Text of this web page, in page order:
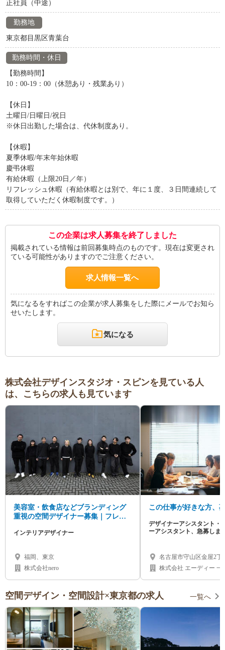
正社員（中途）
勤務地
東京都目黒区青葉台
勤務時間・休日
【勤務時間】
10：00-19：00（休憩あり・残業あり）
【休日】
土曜日/日曜日/祝日
※休日出勤した場合は、代休制度あり。
【休暇】
夏季休暇/年末年始休暇
慶弔休暇
有給休暇（上限20日／年）
リフレッシュ休暇（有給休暇とは別で、年に１度、３日間連続して
取得していただく休暇制度です。）
この企業は求人募集を終了しました
掲載されている情報は前回募集時点のものです。現在は変更され
ている可能性がありますのでご注意ください。
求人情報一覧へ
気になるをすればこの企業が求人募集をした際にメールでお知ら
せいたします。
気になる
株式会社デザインスタジオ・スピンを見ている人
は、こちらの求人も見ています
美容室・飲食店などブランディング
重視の空間デザイナー募集｜フレッ
インテリアデザイナー
福岡、東京
株式会社nero
この仕事が好きな方、
デザイナーアシスタント・
ーアシスタント、急募し
名古屋市守山区金屋2丁
株式
空間デザイン・空間設計×東京都の求人 一覧へ